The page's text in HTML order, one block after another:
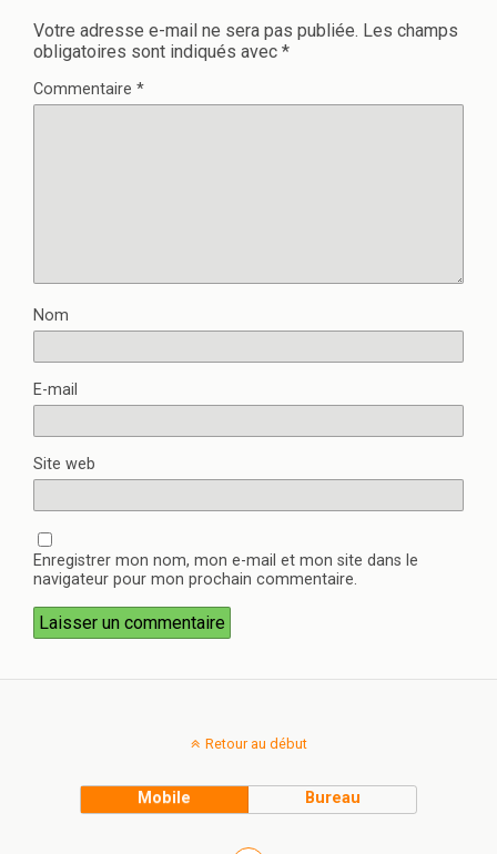
Votre adresse e-mail ne sera pas publiée. Les champs
obligatoires sont indiqués avec *
Commentaire *
Nom
E-mail
Site web
Enregistrer mon nom, mon e-mail et mon site dans le
navigateur pour mon prochain commentaire.
Retour au début
Mobile Bureau